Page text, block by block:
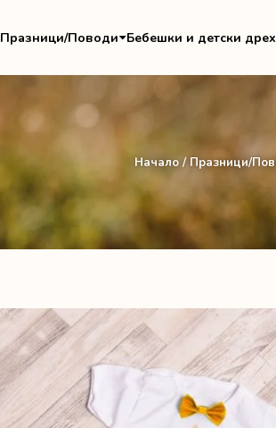
Празници/Поводи Бебешки и детски
Начало/Празници/